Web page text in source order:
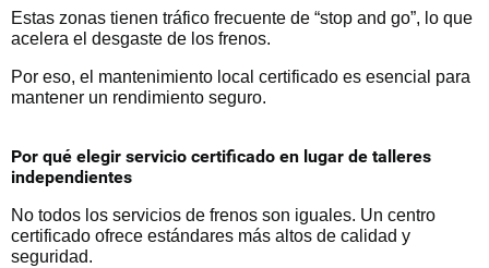
Estas zonas tienen tráfico frecuente de “stop and go”, lo que
acelera el desgaste de los frenos.
Por eso, el mantenimiento local certificado es esencial para
mantener un rendimiento seguro.
Por qué elegir servicio certificado en lugar de talleres
independientes
No todos los servicios de frenos son iguales. Un centro
certificado ofrece estándares más altos de calidad y
seguridad.